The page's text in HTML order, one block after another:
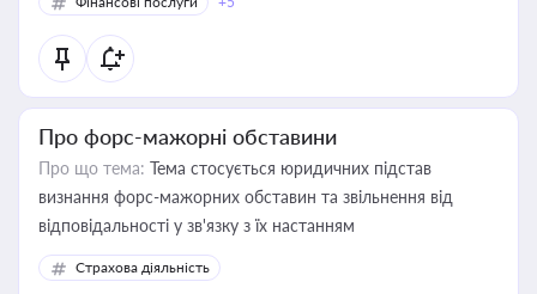
Про форс-мажорні обставини
Про що тема: Тема стосується юридичних підстав
визнання форс-мажорних обставин та звільнення від
відповідальності у зв'язку з їх настанням
Страхова діяльність